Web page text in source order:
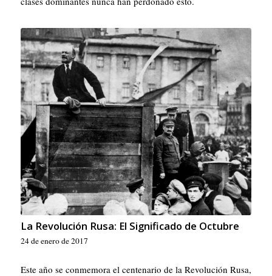
La Revolución Rusa: El Significado de Octubre
24 de enero de 2017
Este año se conmemora el centenario de la Revolución Rusa,